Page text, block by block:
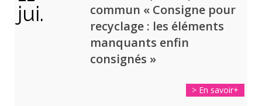
jui.
commun « Consigne pour
recyclage : les éléments
manquants enfin
consignés »
> En savoir+